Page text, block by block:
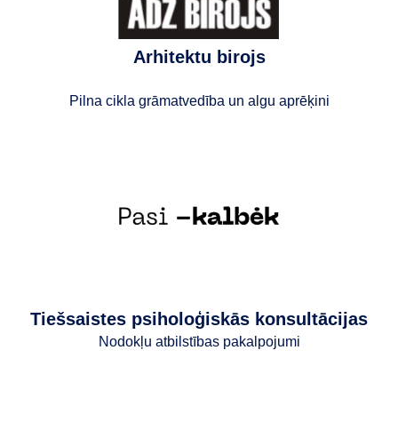
Arhitektu birojs
Pilna cikla grāmatvedība un algu aprēķini
Tiešsaistes psiholoģiskās konsultācijas
Nodokļu atbilstības pakalpojumi